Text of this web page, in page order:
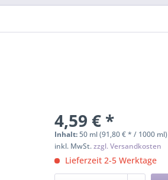
4,59 € *
Inhalt:50 ml (91,80 € * / 1000 ml)
inkl. MwSt.zzgl. Versandkosten
Lieferzeit 2-5 Werktage